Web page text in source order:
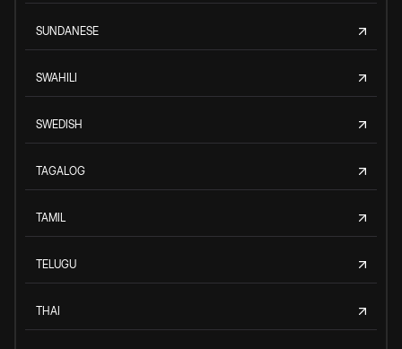
SUNDANESE
SWAHILI
SWEDISH
TAGALOG
TAMIL
TELUGU
THAI